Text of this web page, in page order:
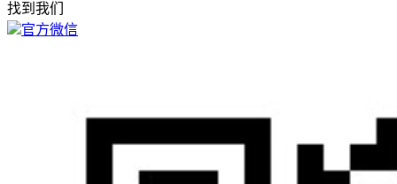
找到我们
官方微信